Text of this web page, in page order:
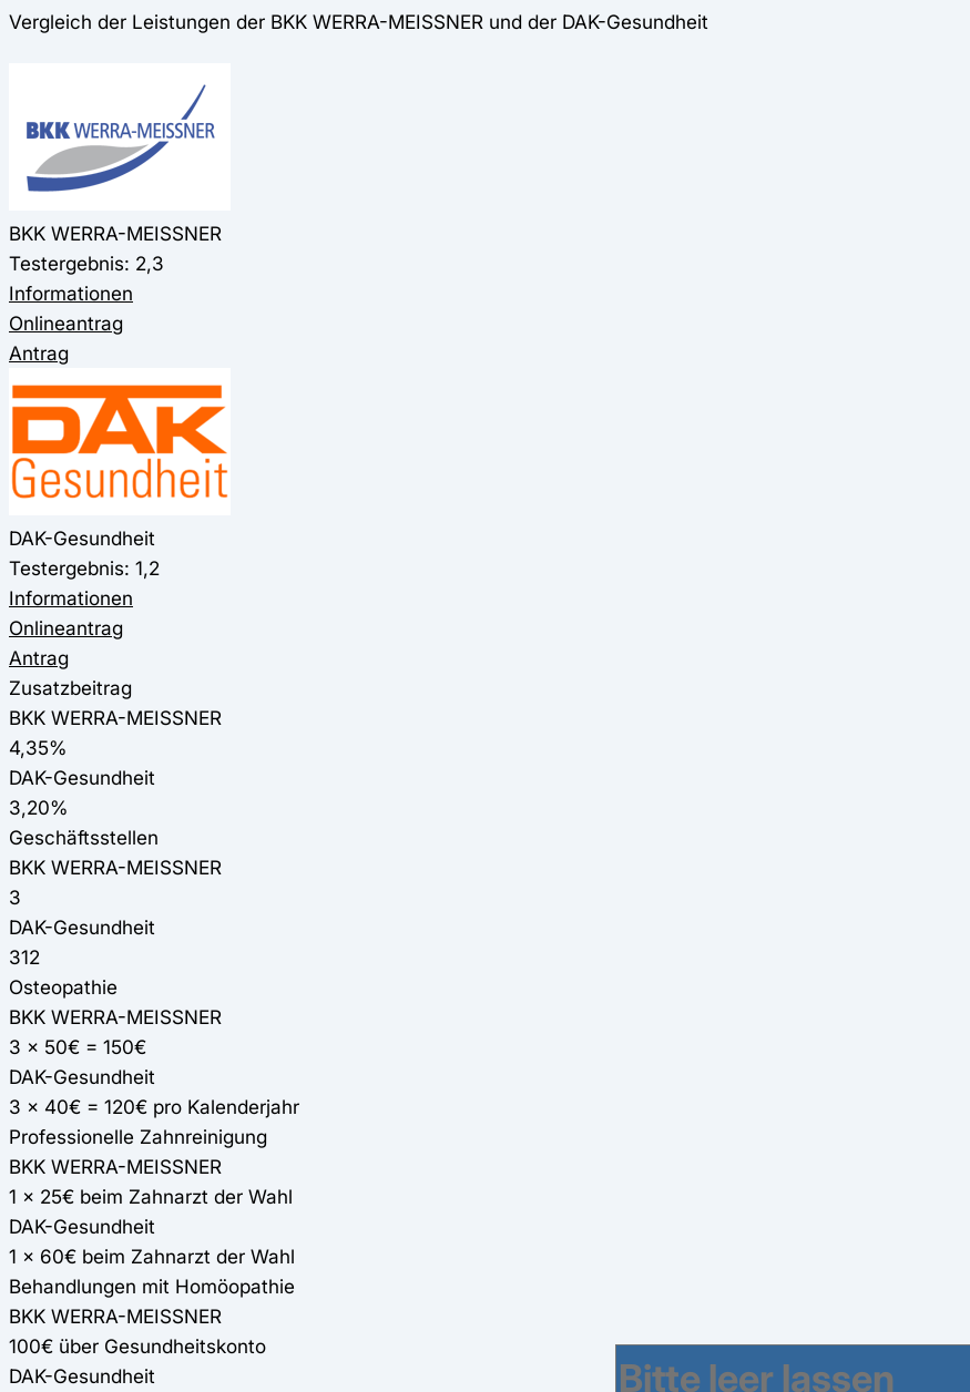
Vergleich der Leistungen der BKK WERRA-MEISSNER und der DAK-Gesundheit
BKK WERRA-MEISSNER
Testergebnis: 2,3
Informationen
Onlineantrag
Antrag
DAK-Gesundheit
Testergebnis: 1,2
Informationen
Onlineantrag
Antrag
Zusatzbeitrag
BKK WERRA-MEISSNER
4,35%
DAK-Gesundheit
3,20%
Geschäftsstellen
BKK WERRA-MEISSNER
3
DAK-Gesundheit
312
Osteopathie
BKK WERRA-MEISSNER
3 x 50€ = 150€
DAK-Gesundheit
3 x 40€ = 120€ pro Kalenderjahr
Professionelle Zahnreinigung
BKK WERRA-MEISSNER
1 x 25€ beim Zahnarzt der Wahl
DAK-Gesundheit
1 x 60€ beim Zahnarzt der Wahl
Behandlungen mit Homöopathie
BKK WERRA-MEISSNER
100€ über Gesundheitskonto
DAK-Gesundheit